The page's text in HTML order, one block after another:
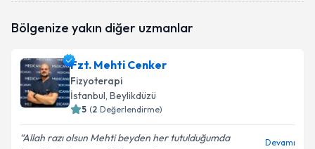
oluşturun. Size bu uzmandan randevu almanız için bir
E-posta Adresiniz
Kişisel verilerimin işlenmesine ilişkinAydınlatma
Bölgenize yakın diğer uzmanlar
Fzt. Mehti Cenker
Fizyoterapi
İstanbul, Beylikdüzü
5 (2 Değerlendirme)
Allah razı olsun Mehti beyden her tutulduğumda
Devamı